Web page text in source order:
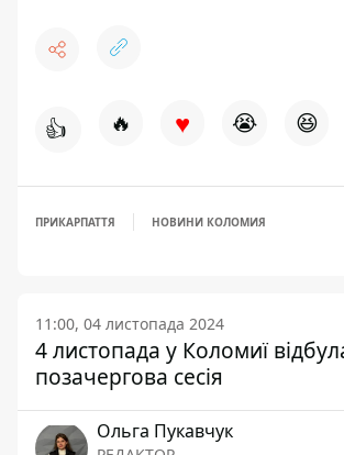
👍 🔥 ♥ 😭 😆
ПРИКАРПАТТЯ НОВИНИ КОЛОМИЯ
11:00, 04 листопада 2024
4 листопада у Коломиї
позачергова сесія
Ольга Пукавчук